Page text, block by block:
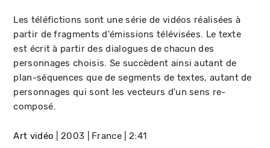
Les téléfictions sont une série de vidéos réalisées à
partir de fragments d'émissions télévisées. Le texte
est écrit à partir des dialogues de chacun des
personnages choisis. Se succèdent ainsi autant de
plan-séquences que de segments de textes, autant de
personnages qui sont les vecteurs d'un sens re-
composé.
Art vidéo 2003 France 2:41